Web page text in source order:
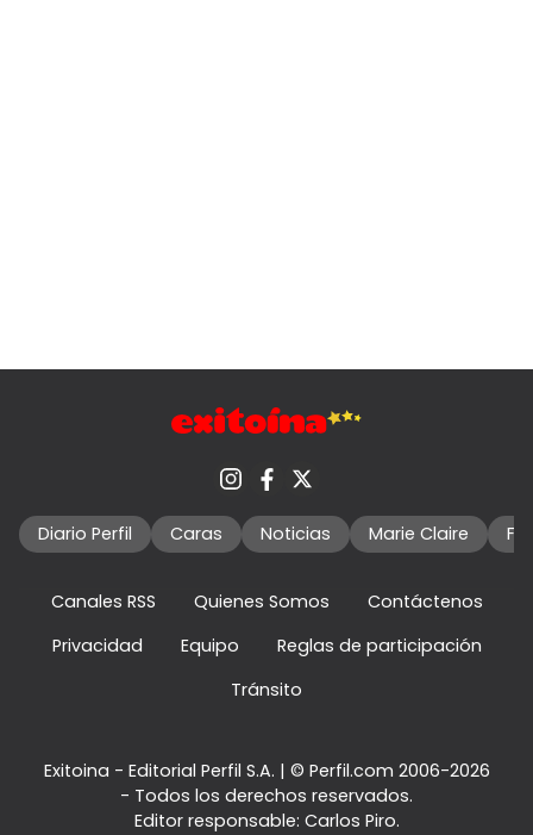
Diario Perfil Caras Noticias Marie Claire
Canales RSS Quienes Somos
Contáctenos
Privacidad
Equipo
Reglas de participación
Tránsito
Exitoina - Editorial Perfil S.A. | © Perfil.com 2006-2026
- Todos los derechos reservados.
Editor responsable: Carlos Piro.